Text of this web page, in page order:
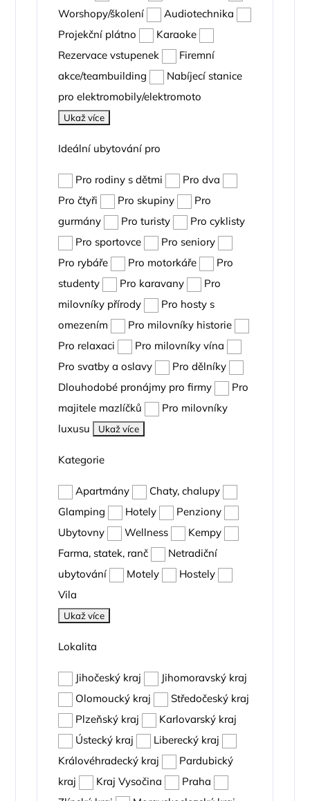
Worshopy/školení
Audiotechnika
Projekční plátno
Karaoke
Rezervace vstupenek
Firemní
akce/teambuilding
Nabíjecí stanice
pro elektromobily/elektromoto
Ukaž více
Ideální ubytování pro
Pro rodiny s dětmi
Pro dva
Pro čtyři
Pro skupiny
Pro
gurmány
Pro turisty
Pro cyklisty
Pro sportovce
Pro seniory
Pro rybáře
Pro motorkáře
Pro
studenty
Pro karavany
Pro
milovníky přírody
Pro hosty s
omezením
Pro milovníky historie
Pro relaxaci
Pro milovníky vína
Pro svatby a oslavy
Pro dělníky
Dlouhodobé pronájmy pro firmy
Pro
majitele mazlíčků
Pro milovníky
luxusu
Ukaž více
Kategorie
Apartmány
Chaty, chalupy
Glamping
Hotely
Penziony
Ubytovny
Wellness
Kempy
Farma, statek, ranč
Netradiční
ubytování
Motely
Hostely
Vila
Ukaž více
Lokalita
Jihočeský kraj
Jihomoravský kraj
Olomoucký kraj
Středočeský kraj
Plzeňský kraj
Karlovarský kraj
Ústecký kraj
Liberecký kraj
Královéhradecký kraj
Pardubický
kraj
Kraj Vysočina
Praha